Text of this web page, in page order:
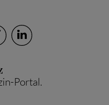
Portal.